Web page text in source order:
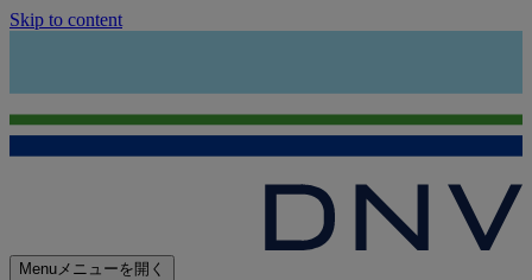
Skip to content
Menuメニューを開く